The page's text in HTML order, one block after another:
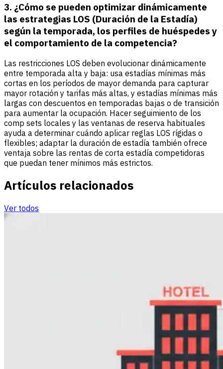
3. ¿Cómo se pueden optimizar dinámicamente
las estrategias LOS (Duración de la Estadía)
según la temporada, los perfiles de huéspedes y
el comportamiento de la competencia?
Las restricciones LOS deben evolucionar dinámicamente
entre temporada alta y baja: usa estadías mínimas más
cortas en los períodos de mayor demanda para capturar
mayor rotación y tarifas más altas, y estadías mínimas más
largas con descuentos en temporadas bajas o de transición
para aumentar la ocupación. Hacer seguimiento de los
comp sets locales y las ventanas de reserva habituales
ayuda a determinar cuándo aplicar reglas LOS rígidas o
flexibles; adaptar la duración de estadía también ofrece
ventaja sobre las rentas de corta estadía competidoras
que puedan tener mínimos más estrictos.
Artículos relacionados
Ver todos